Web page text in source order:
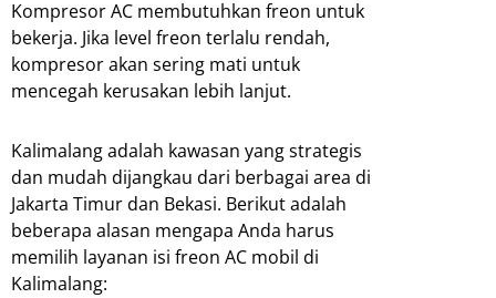
Kompresor AC membutuhkan freon untuk
bekerja. Jika level freon terlalu rendah,
kompresor akan sering mati untuk
mencegah kerusakan lebih lanjut.
Kalimalang adalah kawasan yang strategis
dan mudah dijangkau dari berbagai area di
Jakarta Timur dan Bekasi. Berikut adalah
beberapa alasan mengapa Anda harus
memilih layanan isi freon AC mobil di
Kalimalang: